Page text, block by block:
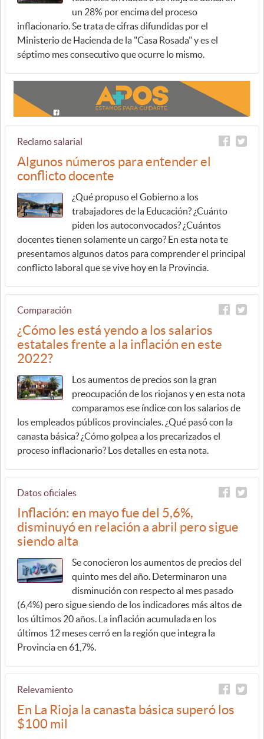
un 28% por encima del proceso
inflacionario. Se trata de cifras difundidas por el
Ministerio de Hacienda de la "Casa Rosada" y es el
séptimo mes consecutivo que ocurre lo mismo.
Reclamo salarial
Algunos números para entender el
conflicto docente
¿Qué propuso el Gobierno a los
trabajadores de la Educación? ¿Cuánto
piden los autoconvocados? ¿Cuántos
docentes tienen solamente un cargo? En esta nota te
presentamos algunos datos para comprender el principal
conflicto laboral que se vive hoy en la Provincia.
Comparación
¿Cómo les está yendo a los salarios
estatales frente a la inflación en este
2022?
Los aumentos de precios son la gran
preocupación de los riojanos y en esta nota
comparamos ese índice con los salarios de
los empleados públicos provinciales. ¿Qué pasó con la
canasta básica? ¿Cómo golpea a los precarizados el
proceso inflacionario? Los detalles en esta nota.
Datos oficiales
Inflación: en mayo fue del 5,6%,
disminuyó en relación a abril pero sigue
siendo alta
Se conocieron los aumentos de precios del
quinto mes del año. Determinaron una
disminución con respecto al mes pasado
(6,4%) pero sigue siendo de los indicadores más altos de
los últimos 20 años. La inflación acumulada en los
últimos 12 meses cerró en la región que integra la
Provincia en 61,7%.
Relevamiento
En La Rioja la canasta básica superó los
$100 mil